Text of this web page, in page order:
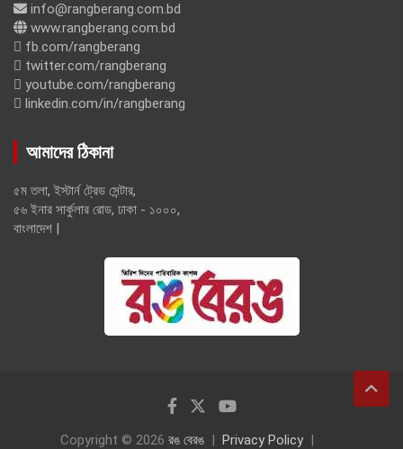
info@rangberang.com.bd
www.rangberang.com.bd
fb.com/rangberang
twitter.com/rangberang
youtube.com/rangberang
linkedin.com/in/rangberang
আমাদের ঠিকানা
৫ম তলা, ইস্টার্ন ট্রেড সেন্টার,
৫৬ ইনার সার্কুলার রোড, ঢাকা - ১০০০,
বাংলাদেশ |
Copyright © 2026 রঙ বেরঙ Privacy Policy